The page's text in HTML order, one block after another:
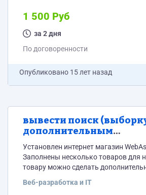
для админа, что этот товар на
файлов, которые нужно изменить...
1 500 Руб
за 2 дня
По договоренности
Опубликовано 15 лет назад
вывести поиск
дополнительным
характеристикам
магазина на WebAsyst
потом установить
Установлен интернет магазин
Заполнены несколько товаров для
товару можно сделать
производитель - любые параметры).
Веб-разработка и IT